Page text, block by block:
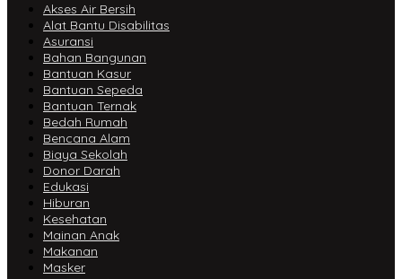
Akses Air Bersih
Alat Bantu Disabilitas
Asuransi
Bahan Bangunan
Bantuan Kasur
Bantuan Sepeda
Bantuan Ternak
Bedah Rumah
Bencana Alam
Biaya Sekolah
Donor Darah
Edukasi
Hiburan
Kesehatan
Mainan Anak
Makanan
Masker